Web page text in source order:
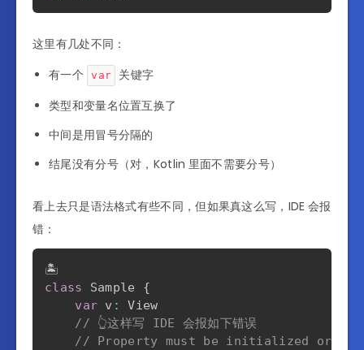
这里有几处不同：
有一个
var
关键字
类型和变量名位置互换了
中间是用冒号分隔的
结尾没有分号（对，Kotlin 里面不需要分号）
看上去只是语法格式有些不同，但如果真这么写，IDE 会报
错：
class Sample {
var v :
View
// 👆这样写 IDE 会报如下错误
// Property must be initialized or be